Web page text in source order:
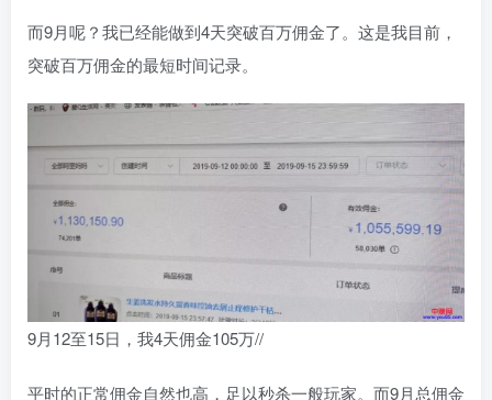
而9月呢？我已经能做到4天突破百万佣金了。这是我目前，
突破百万佣金的最短时间记录。
9月12至15日，我4天佣金105万//
平时的正常佣金自然也高，足以秒杀一般玩家。而9月总佣金